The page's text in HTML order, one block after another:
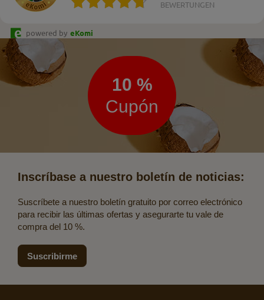
BEWERTUNGEN
powered by eKomi
Boletín
de
noticias
10 %
Cupón
Inscríbase a nuestro boletín de noticias:
Suscríbete a nuestro boletín gratuito por correo electrónico
para recibir las últimas ofertas y asegurarte tu vale de
compra del 10 %.
Suscribirme